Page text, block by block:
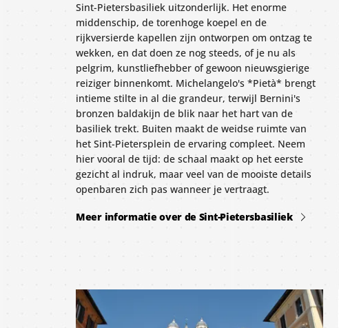
Sint-Pietersbasiliek uitzonderlijk. Het enorme
middenschip, de torenhoge koepel en de
rijkversierde kapellen zijn ontworpen om ontzag te
wekken, en dat doen ze nog steeds, of je nu als
pelgrim, kunstliefhebber of gewoon nieuwsgierige
reiziger binnenkomt. Michelangelo's *Pietà* brengt
intieme stilte in al die grandeur, terwijl Bernini's
bronzen baldakijn de blik naar het hart van de
basiliek trekt. Buiten maakt de weidse ruimte van
het Sint-Pietersplein de ervaring compleet. Neem
hier vooral de tijd: de schaal maakt op het eerste
gezicht al indruk, maar veel van de mooiste details
openbaren zich pas wanneer je vertraagt.
Meer informatie over de Sint-Pietersbasiliek